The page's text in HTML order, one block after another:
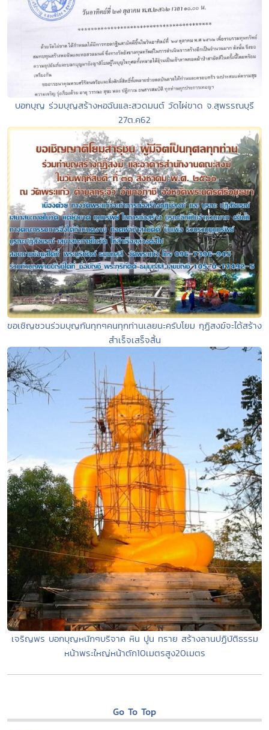
บอกบุญ ร่วมบุญสร้างหอฉันและสวดมนต์ วัดไผ่ขาด จ.สุพรรณบุรี
27ต.ค62
ขอเชิญชวนร่วมบุญกันทุกๆคนทุกท่านเลยนะครับโยม กุฏิสงฆ์จะได้สร้าง
สำเร็จเสร็จสิ้น
เจริญพร บอกบุญหนักๆบริจาค หิน ปูน ทราย สร้างลานปฏิบัติธรรม
หน้าพระใหญ่หน้าตัก10เมตรสูง20เมตร
Go To Top